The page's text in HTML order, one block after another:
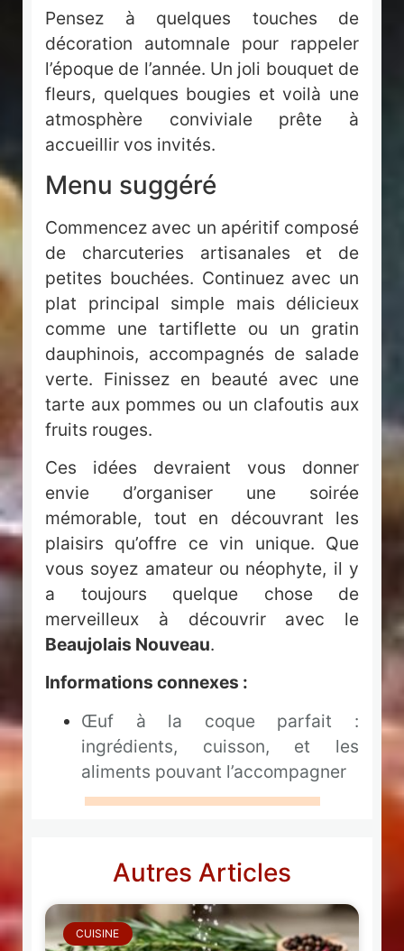
Pensez à quelques touches de
décoration automnale pour rappeler
l’époque de l’année. Un joli bouquet de
fleurs, quelques bougies et voilà une
atmosphère conviviale prête à
accueillir vos invités.
Menu suggéré
Commencez avec un apéritif composé
de charcuteries artisanales et de
petites bouchées. Continuez avec un
plat principal simple mais délicieux
comme une tartiflette ou un gratin
dauphinois, accompagnés de salade
verte. Finissez en beauté avec une
tarte aux pommes ou un clafoutis aux
fruits rouges.
Ces idées devraient vous donner
envie d’organiser une soirée
mémorable, tout en découvrant les
plaisirs qu’offre ce vin unique. Que
vous soyez amateur ou néophyte, il y
a toujours quelque chose de
merveilleux à découvrir avec le
Beaujolais Nouveau.
Informations connexes :
Œuf à la coque parfait :
ingrédients, cuisson, et les
aliments pouvant l’accompagner
Autres Articles
CUISINE